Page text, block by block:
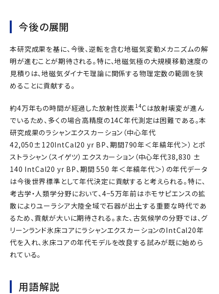
今後の展開
本研究成果を基に、今後、逆転を含む地磁気変動メカニズムの解
明が進むことが期待される。特に、地磁気極の大規模移動速度の
見積りは、地磁気ダイナモ理論に関係する物理定数の範囲を狭
めることに貢献する。
約4万年もの時間が経過した放射性炭素 14Cは放射壊変が進ん
でいるため、多くの場合高精度の14C年代測定は困難である。本
研究成果のラシャンエクスカーション（中心年代
42,050±120IntCal20 yr BP、期間790年＜年縞年代＞）とポ
ストラシャン（スイゲツ）エクスカーション（中心年代38,830 ±
140 IntCal20 yr BP、期間 550 年＜年縞年代＞）の年代データ
は今後世界標準として年代決定に貢献すると考えられる。特に、
考古学・人類学分野において、4−5万年前はホモサピエンスの拡
散によりユーラシア大陸全域で石器が出土する重要な時代であ
るため、貢献が大いに期待される。また、古気候学の分野では、グ
リーンランド氷床コアにラシャンエクスカーションのIntCal20年
代を入れ、氷床コアの年代モデルを改良する試みが既に始めら
れている。
用語解説